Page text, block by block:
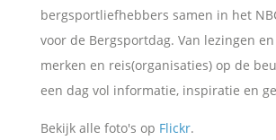
bergsportliefhebbers samen in het
voor de Bergsportdag. Van lezingen
merken en reis(organisaties) op de
een dag vol informatie, inspiratie en
Bekijk alle foto's op Flickr.